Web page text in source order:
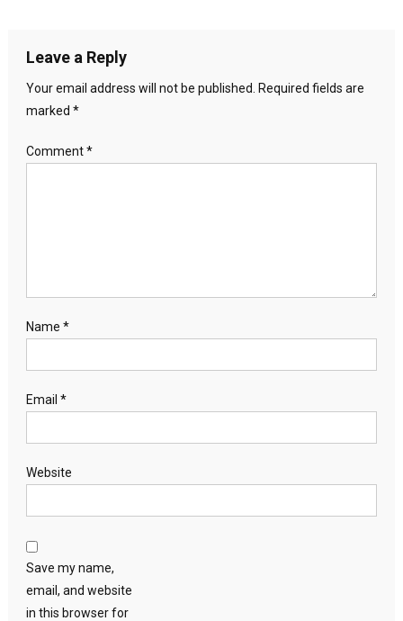
Leave a Reply
Your email address will not be published.
Required fields are
marked *
Comment*
Name *
Email *
Website
Save my name,
email, and website
in this browser for